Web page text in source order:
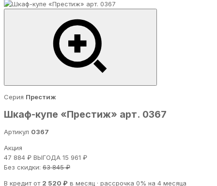
Серия Престиж
Шкаф-купе «Престиж» арт. 0367
Артикул 0367
Акция
47 884 ₽ ВЫГОДА 15 961 ₽
Без скидки: 63 845 ₽
В кредит от 2 520 ₽ в месяц · рассрочка 0% на 4 месяца